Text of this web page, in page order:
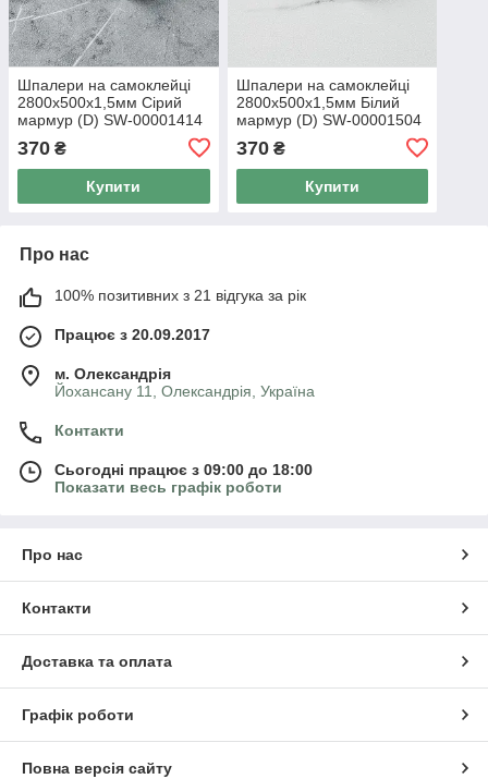
Шпалери на самоклейці
2800х500х1,5мм Сірий
мармур (D) SW-00001414
370 ₴
Купити
Шпалери на самоклейці
2800х500х1,5мм Білий
мармур (D) SW-00001504
370₴
Купити
Про нас
100% позитивних з 21 відгука за рік
Працює з 20.09.2017
м. Олександрія
Йохансану 11, Олександрія, Україна
Контакти
Сьогодні працює з 09:00 до 18:00
Показати весь графік роботи
Про нас
Контакти
Доставка та оплата
Графік роботи
Повна версія сайту